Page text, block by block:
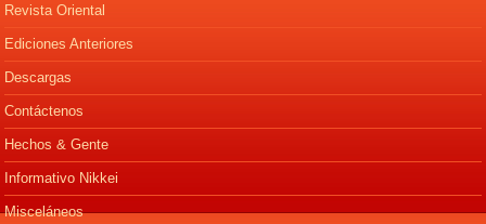
Revista Oriental
Ediciones Anteriores
Descargas
Contáctenos
Hechos & Gente
Informativo Nikkei
Misceláneos